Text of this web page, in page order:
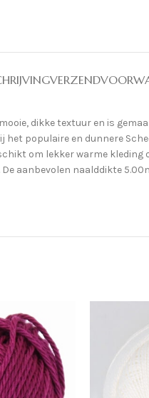
dikke textuur en is
populaire en dunnere
om lekker warme
aanbevolen naalddikte